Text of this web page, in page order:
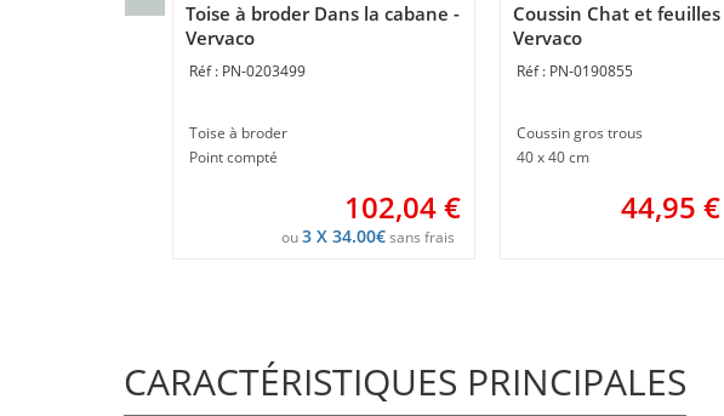
Toise à broder Dans la cabane -
Vervaco
PN-0203499
Toise à broder
Point compté
102,04€
ou3 X 34.00€sans frais
Coussin Chat et feuilles
Vervaco
PN-0190855
Coussin gros trous
40 x 40 cm
44,95 €
CARACTÉRISTIQUES PRINCIPALES